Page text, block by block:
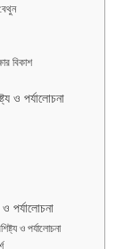
বিকাশ
ও পর্যালোচনা
পর্যালোচনা
ও পর্যালোচনা